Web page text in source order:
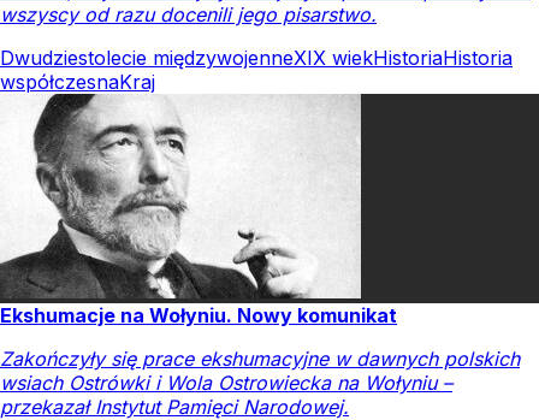
wszyscy od razu docenili jego pisarstwo.
Dwudziestolecie międzywojenneXIX wiekHistoriaHistoria
współczesnaKraj
Ekshumacje na Wołyniu. Nowy komunikat
Zakończyły się prace ekshumacyjne w dawnych polskich
wsiach Ostrówki i Wola Ostrowiecka na Wołyniu –
przekazał Instytut Pamięci Narodowej.